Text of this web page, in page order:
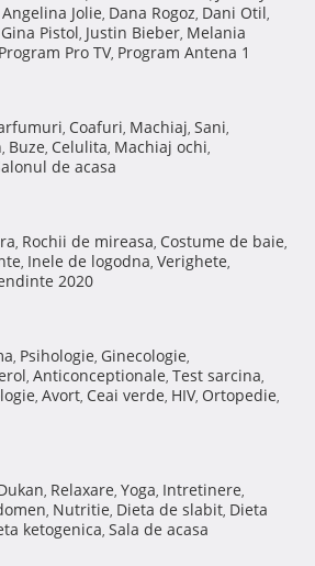
Angelina Jolie, Dana Rogoz, Dani Otil,
Gina Pistol, Justin Bieber, Melania
Program Pro TV, Program Antena 1
, Coafuri, Machiaj, Sani,
, Buze, Celulita, Machiaj ochi,
de acasa
, Rochii de mireasa, Costume de baie,
, Inele de logodna, Verighete,
2020
, Psihologie, Ginecologie,
, Anticonceptionale, Test sarcina,
, Avort, Ceai verde, HIV, Ortopedie,
, Relaxare, Yoga, Intretinere,
, Nutritie, Dieta de slabit, Dieta
ketogenica, Sala de acasa